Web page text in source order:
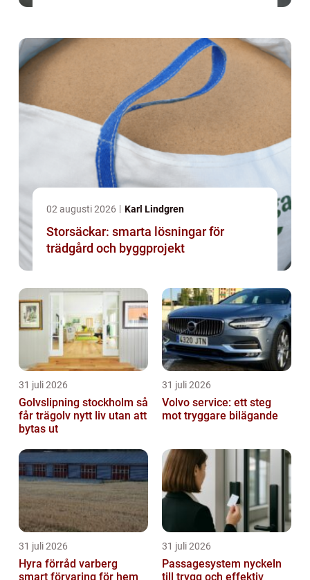
02 augusti 2026 Karl Lindgren
Storsäckar: smarta lösningar för
trädgård och byggprojekt
31 juli 2026
Golvslipning stockholm så
får trägolv nytt liv utan att
bytas ut
31 juli 2026
Volvo service: ett steg
mot tryggare bilägande
31 juli 2026
Hyra förråd varberg
smart förvaring för hem
31 juli 2026
Passagesystem nyckeln
till trygg och effektiv